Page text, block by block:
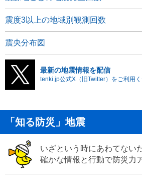
震度3以上の地域別観測回数
震央分布図
最新の地震情報を配信
tenki.jp公式X（旧Twitter）をご利用く
「知る防災」地震
いざという時にあわてない
確かな情報と行動で防災力